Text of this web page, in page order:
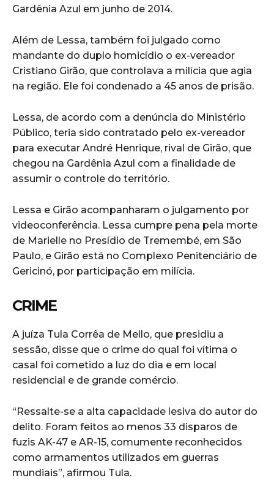
Gardênia Azul em junho de 2014.
Além de Lessa, também foi julgado como
mandante do duplo homicídio o ex-vereador
Cristiano Girão, que controlava a milícia que agia
na região. Ele foi condenado a 45 anos de prisão.
Lessa, de acordo com a denúncia do Ministério
Público, teria sido contratado pelo ex-vereador
para executar André Henrique, rival de Girão, que
chegou na Gardênia Azul com a finalidade de
assumir o controle do território.
Lessa e Girão acompanharam o julgamento por
videoconferência. Lessa cumpre pena pela morte
de Marielle no Presídio de Tremembé, em São
Paulo, e Girão está no Complexo Penitenciário de
Gericinó, por participação em milícia.
CRIME
A juíza Tula Corrêa de Mello, que presidiu a
sessão, disse que o crime do qual foi vítima o
casal foi cometido a luz do dia e em local
residencial e de grande comércio.
“Ressalte-se a alta capacidade lesiva do autor do
delito. Foram feitos ao menos 33 disparos de
fuzis AK-47 e AR-15, comumente reconhecidos
como armamentos utilizados em guerras
mundiais”, afirmou Tula.